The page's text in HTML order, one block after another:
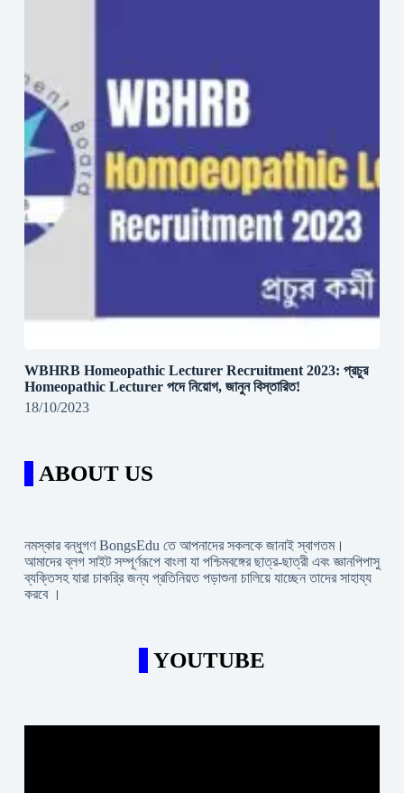
WBHRB Homeopathic Lecturer Recruitment 2023: প্রচুর
Homeopathic Lecturer পদে নিয়োগ, জানুন বিস্তারিত!
18/10/2023
ABOUT US
নমস্কার বন্ধুগণ BongsEdu তে আপনাদের সকলকে জানাই স্বাগতম।
আমাদের ব্লগ সাইট সম্পূর্ণরূপে বাংলা যা পশ্চিমবঙ্গের ছাত্র-ছাত্রী এবং জ্ঞানপিপাসু
ব্যক্তিসহ যারা চাকরি্র জন্য প্রতিনিয়ত পড়াশুনা চালিয়ে যাচ্ছেন তাদের সাহায্য
করবে ।
YOUTUBE